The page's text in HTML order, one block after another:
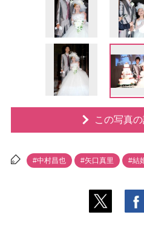
この写真
#中村昌也 #矢口真里 #結